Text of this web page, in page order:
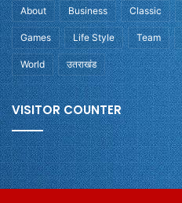
About Business Classic
Games Life Style Team
World उतराखंड
VISITOR COUNTER